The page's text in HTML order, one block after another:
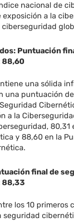
nacional de
a la
Puntuación
88,60
una sólida
una puntuación
a la
80,31
y 88,60 en la
final de
88,33
los 10 primeros
seguridad